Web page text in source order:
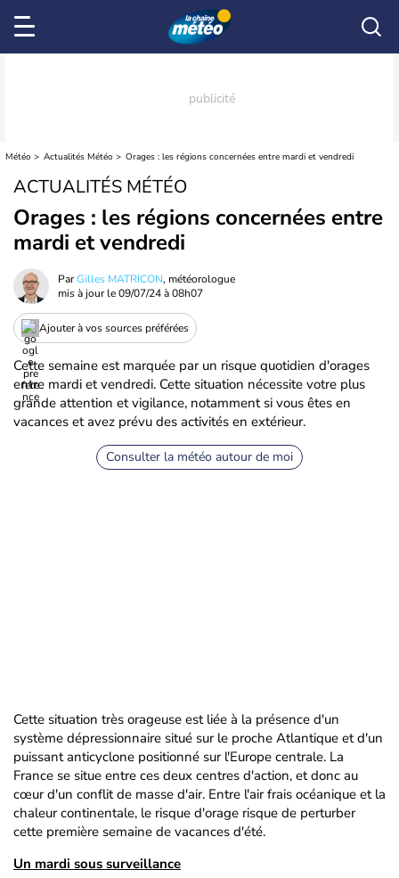
Météo Actualités Météo Orages : les régions concernées entre mardi et vendredi
ACTUALITÉS MÉTÉO
Orages : les régions concernées entre
mardi et vendredi
ParGilles MATRICON, météorologue
mis à jour le09/07/24 à 08h07
Ajouter à vos sources préférées
Cette semaine est marquée par un risque quotidien d'orages
entre mardi et vendredi. Cette situation nécessite votre plus
grande attention et vigilance, notamment si vous êtes en
vacances et avez prévu des activités en extérieur.
Consulter la météo autour de moi
Cette situation très orageuse est liée à la présence d'un
système dépressionnaire situé sur le proche Atlantique et d'un
puissant anticyclone positionné sur l'Europe centrale. La
France se situe entre ces deux centres d'action, et donc au
cœur d'un conflit de masse d'air. Entre l'air frais océanique et la
chaleur continentale, le risque d'orage risque de perturber
cette première semaine de vacances d'été.
Un mardi sous surveillance